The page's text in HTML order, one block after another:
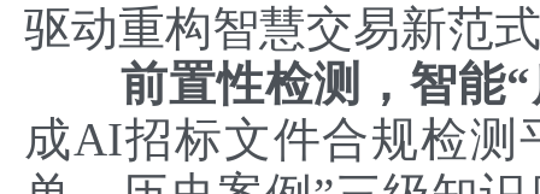
驱动重构智慧交易新范
前置性检测，智能
成AI招标文件合规检测